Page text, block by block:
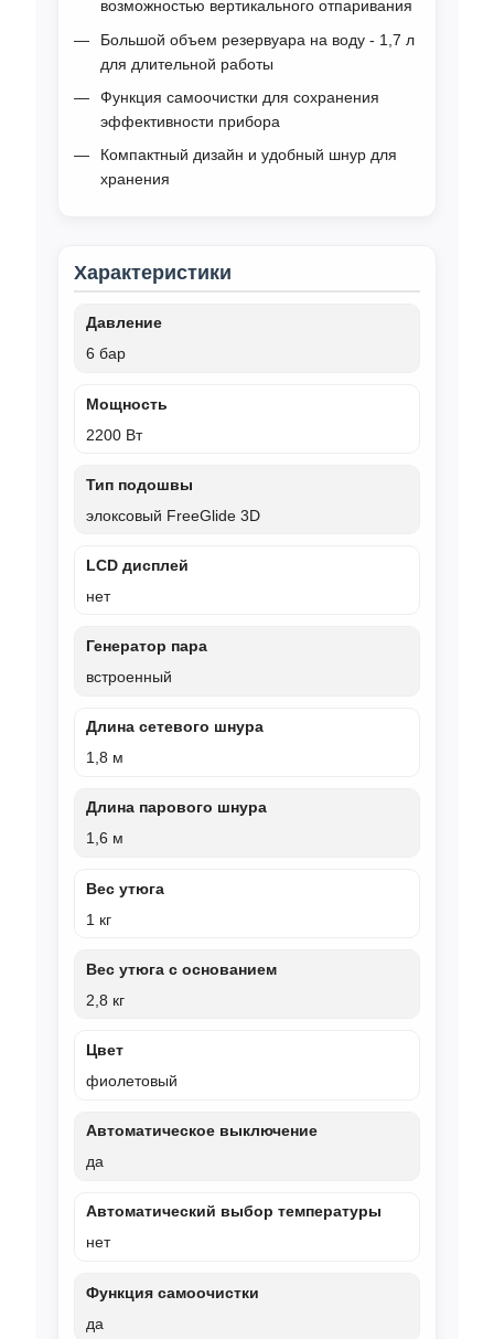
возможностью вертикального отпаривания
Большой объем резервуара на воду - 1,7 л
для длительной работы
Функция самоочистки для сохранения
эффективности прибора
Компактный дизайн и удобный шнур для
хранения
Характеристики
Давление
6 бар
Мощность
2200 Вт
Тип подошвы
элоксовый FreeGlide 3D
LCD дисплей
нет
Генератор пара
встроенный
Длина сетевого шнура
1,8 м
Длина парового шнура
1,6 м
Вес утюга
1 кг
Вес утюга с основанием
2,8 кг
Цвет
фиолетовый
Автоматическое выключение
да
Автоматический выбор температуры
нет
Функция самоочистки
да